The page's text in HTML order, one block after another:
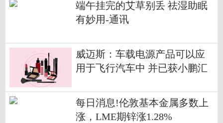
端午挂完的艾草别丢 祛湿助眠
有妙用-通讯
威迈斯：车载电源产品可以应
用于飞行汽车中 并已获小鹏汇
每日消息!伦敦基本金属多数上
涨，LME期锌涨1.28%